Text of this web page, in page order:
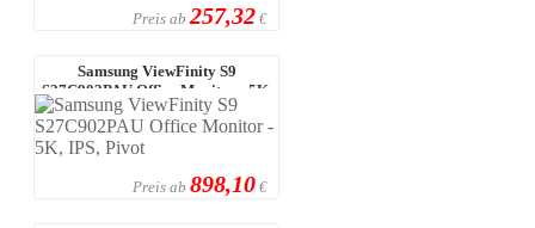
Preis ab 257,32 €
Samsung ViewFinity S9
S27C902PAU Office Monitor - 5K,
IPS, Pivot
Preis ab 898,10 €